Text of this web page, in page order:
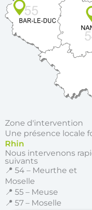
Zone d'intervention
Une présence locale
Rhin
Nous intervenons
suivants
📍 54 – Meurthe et
Moselle
📍 55 – Meuse
📍 57 – Moselle